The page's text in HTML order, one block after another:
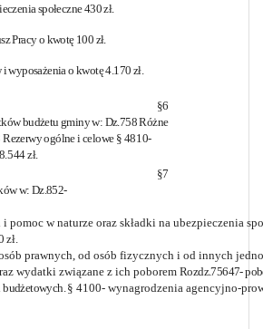
społeczne 430 zł.
Pracy o kwotę 100 zł.
wyposażenia o kwotę 4.170 zł.
§6
budżetu gminy w: Dz.758 Różne
ogólne i celowe § 4810-
zł.
§7
w: Dz.852-
pomoc w naturze oraz składki na ubezpieczenia
zł.
prawnych, od osób fizycznych i od innych
wydatki związane z ich poborem Rozdz.75647-
§ 4100- wynagrodzenia agencyjno-